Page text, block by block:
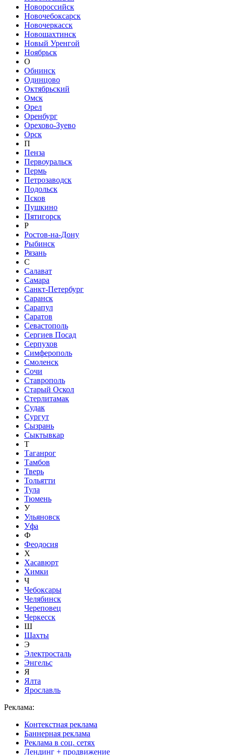
Новороссийск
Новочебоксарск
Новочеркасск
Новошахтинск
Новый Уренгой
Ноябрьск
О
Обнинск
Одинцово
Октябрьский
Омск
Орел
Оренбург
Орехово-Зуево
Орск
П
Пенза
Первоуральск
Пермь
Петрозаводск
Подольск
Псков
Пушкино
Пятигорск
Р
Ростов-на-Дону
Рыбинск
Рязань
С
Салават
Самара
Санкт-Петербург
Саранск
Сарапул
Саратов
Севастополь
Сергиев Посад
Серпухов
Симферополь
Смоленск
Сочи
Ставрополь
Старый Оскол
Стерлитамак
Судак
Сургут
Сызрань
Сыктывкар
Т
Таганрог
Тамбов
Тверь
Тольятти
Тула
Тюмень
У
Ульяновск
Уфа
Ф
Феодосия
Х
Хасавюрт
Химки
Ч
Чебоксары
Челябинск
Череповец
Черкесск
Ш
Шахты
Э
Электросталь
Энгельс
Я
Ялта
Ярославль
Реклама:
Контекстная реклама
Баннерная реклама
Реклама в соц. сетях
Лендинг + продвижение